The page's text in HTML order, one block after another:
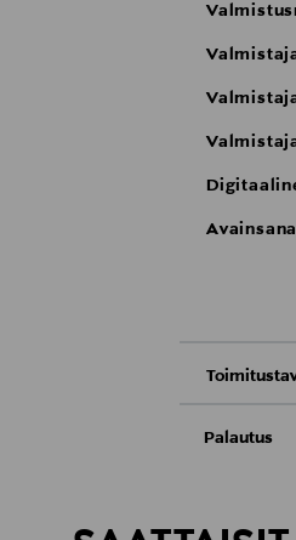
Palautus